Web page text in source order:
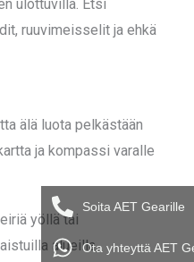
ulottuvilla. Etsi
ruuvimeisselit ja ehkä
älä luota pelkästään
ja kompassi varalle
yöllä tai
alueilla,
Soita AET Gearille
Ota yhteyttä AET